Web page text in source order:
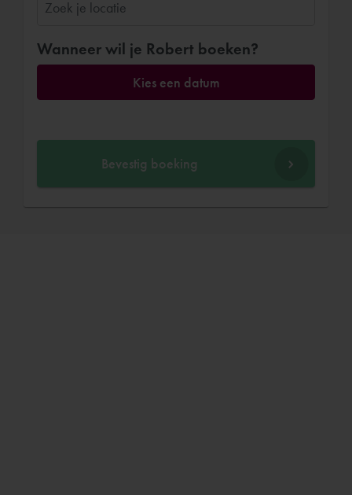
Wanneer wil je Robert boeken?
Kies een datum
Bevestig boeking